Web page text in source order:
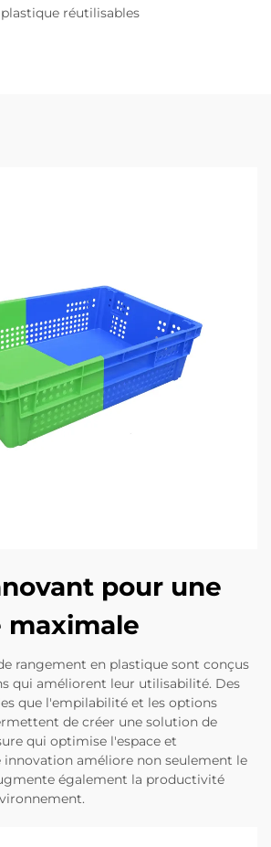
réutilisables
pour une
rangement en plastique sont conçus
qui améliorent leur utilisabilité. Des
que l'empilabilité et les options
de créer une solution de
qui optimise l'espace et
innovation améliore non seulement le
également la productivité